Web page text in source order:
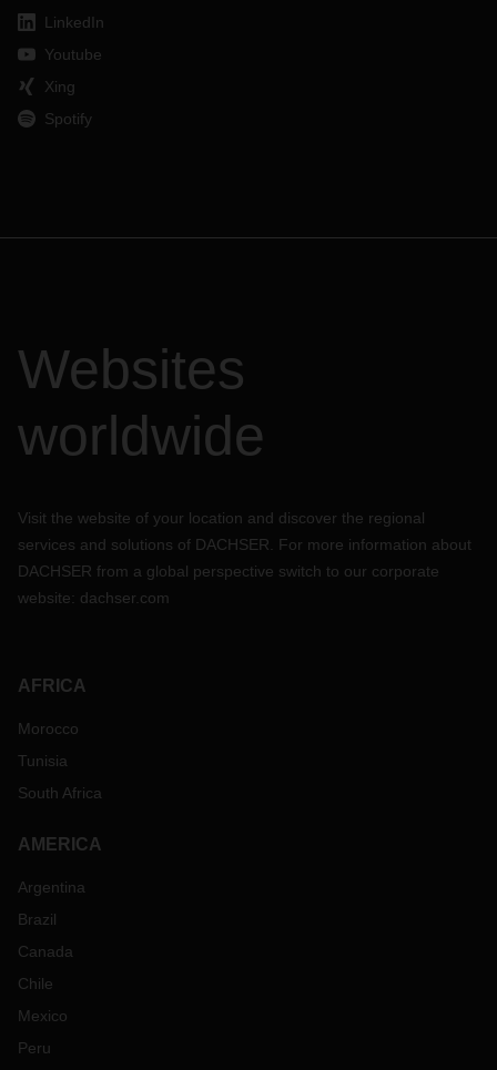
LinkedIn
Youtube
Xing
Spotify
Websites
worldwide
Visit the website of your location and discover the regional
services and solutions of DACHSER. For more information about
DACHSER from a global perspective switch to our corporate
website: dachser.com
AFRICA
Morocco
Tunisia
South Africa
AMERICA
Argentina
Brazil
Canada
Chile
Mexico
Peru